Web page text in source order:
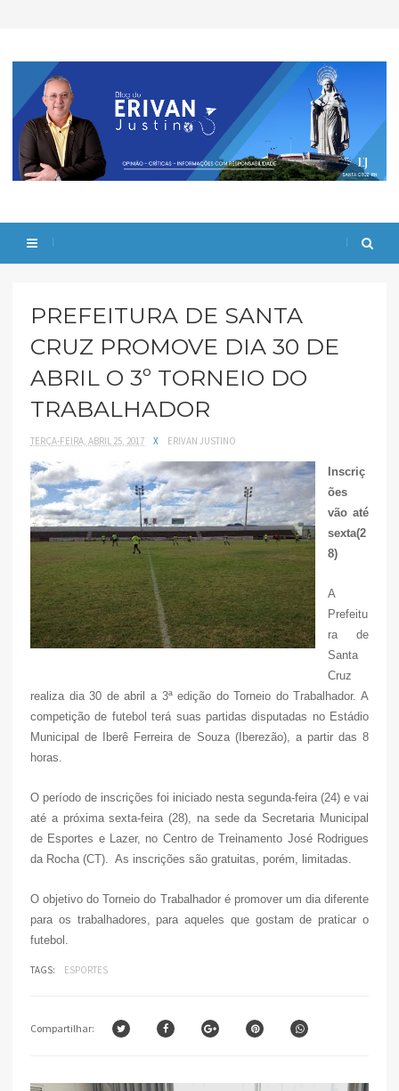
PREFEITURA DE SANTA
CRUZ PROMOVE DIA 30 DE
ABRIL O 3º TORNEIO DO
TRABALHADOR
TERÇA-FEIRA, ABRIL 25, 2017 X ERIVAN JUSTINO
Inscriç
ões
vão até
sexta(2
8)
A
Prefeitu
ra de
Santa
Cruz
realiza dia 30 de abril a 3ª edição do Torneio do Trabalhador. A
competição de futebol terá suas partidas disputadas no Estádio
Municipal de Iberê Ferreira de Souza (Iberezão), a partir das 8
horas.
O período de inscrições foi iniciado nesta segunda-feira (24) e vai
até a próxima sexta-feira (28), na sede da Secretaria Municipal
de Esportes e Lazer, no Centro de Treinamento José Rodrigues
da Rocha (CT). As inscrições são gratuitas, porém, limitadas.
O objetivo do Torneio do Trabalhador é promover um dia diferente
para os trabalhadores, para aqueles que gostam de praticar o
futebol.
TAGS: ESPORTES
Compartilhar: